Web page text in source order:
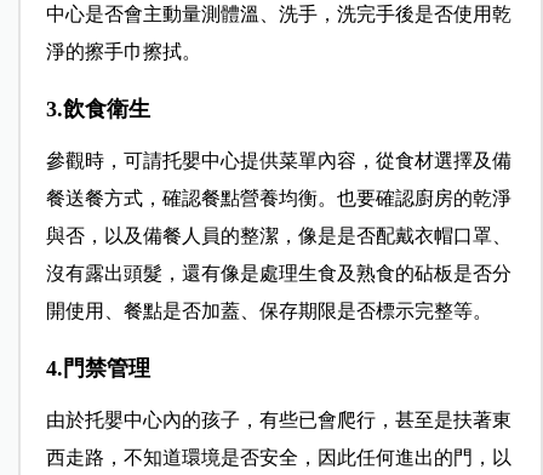
中心是否會主動量測體溫、洗手，洗完手後是否使用乾
淨的擦手巾擦拭。
3.飲食衛生
參觀時，可請托嬰中心提供菜單內容，從食材選擇及備
餐送餐方式，確認餐點營養均衡。也要確認廚房的乾淨
與否，以及備餐人員的整潔，像是是否配戴衣帽口罩、
沒有露出頭髮，還有像是處理生食及熟食的砧板是否分
開使用、餐點是否加蓋、保存期限是否標示完整等。
4.門禁管理
由於托嬰中心內的孩子，有些已會爬行，甚至是扶著東
西走路，不知道環境是否安全，因此任何進出的門，以